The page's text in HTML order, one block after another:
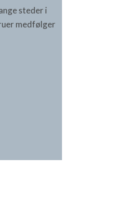
steder i
medfølger